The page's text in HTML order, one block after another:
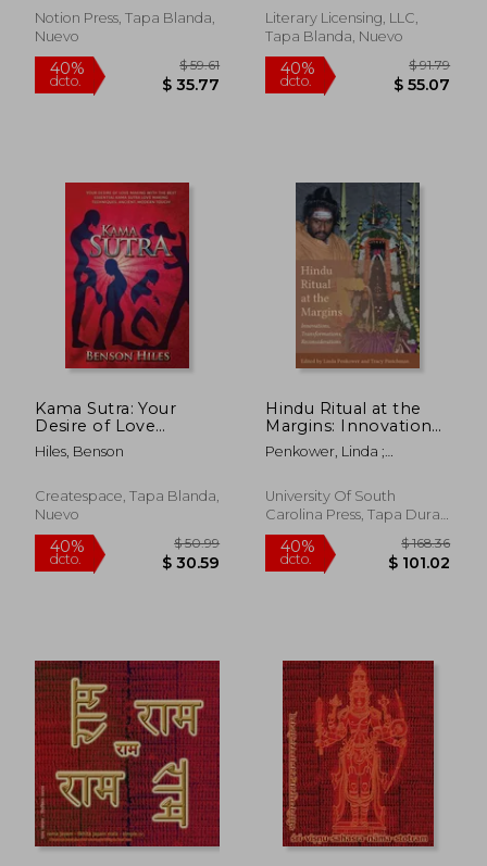
Notion Press, Tapa Blanda,
Nuevo
40%
dcto.
$ 59.61
$ 35.77
Wilson, Horace Hayman
Literary Licensing, LLC,
Tapa Blanda, Nuevo
40%
dcto.
Kama Sutra: Your
Desire of Love
Making with the best
essential Kama Sutra
Techniques, Ancient,
Modern Touch! (en
Hiles, Benson
Createspace, Tapa Blanda,
Nuevo
Hindu Ritual at the
Margins: Innovations,
Transformations,
Reconsiderations (en
Penkower, Linda ;
University Of South
Carolina Press, Tapa Dura,
Nuevo